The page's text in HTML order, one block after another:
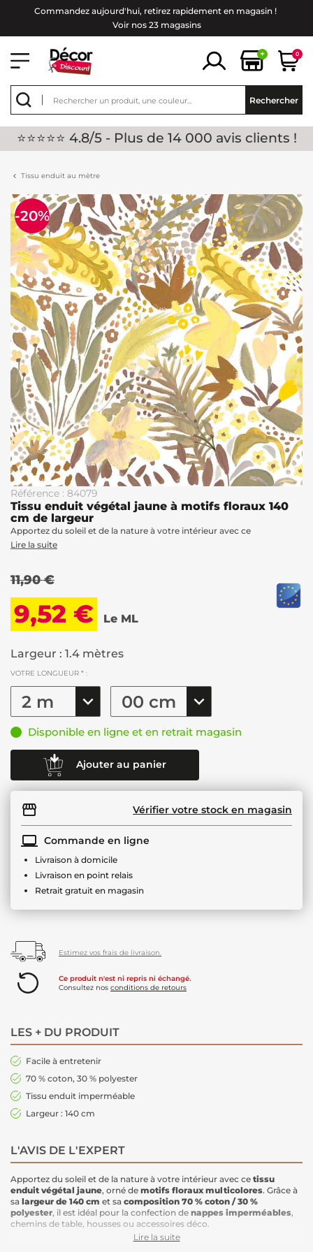
Commandez aujourd'hui, retirez rapidement en magasin !
Voir nos 23 magasins
+ 0
Rechercher
⭐⭐⭐⭐⭐ 4.8/5 - Plus de 14 000 avis clients !
Tissu enduit au mètre
-20%
Référence : 84079
Tissu enduit végétal jaune à motifs floraux 140
cm de largeur
Apportez du soleil et de la nature à votre intérieur avec ce
Lire la suite
11,90 €
9,52 € Le ML
Largeur : 1.4 mètres
VOTRE LONGUEUR * :
Disponible en ligne et en retrait magasin
Ajouter au panier
Vérifier votre stock en magasin
Commande en ligne
Livraison à domicile
Livraison en point relais
Retrait gratuit en magasin
Estimez vos frais de livraison.
Ce produit n'est ni repris ni échangé.
Consultez nos conditions de retours
LES + DU PRODUIT
Facile à entretenir
70 % coton, 30 % polyester
Tissu enduit imperméable
Largeur : 140 cm
L'AVIS DE L'EXPERT
Apportez du soleil et de la nature à votre intérieur avec ce tissu
enduit végétal jaune, orné de motifs floraux multicolores. Grâce à
sa largeur de 140 cm et sa composition 70 % coton / 30 %
polyester, il est idéal pour la confection de nappes imperméables,
chemins de table, housses ou accessoires déco.
Lire la suite